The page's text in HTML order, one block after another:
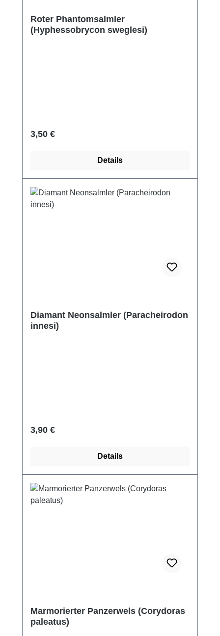
Roter Phantomsalmler
(Hyphessobrycon sweglesi)
Regulärer Preis:
3,50 €
Details
Diamant Neonsalmler (Paracheirodon
innesi)
Regulärer Preis:
3,90 €
Details
Marmorierter Panzerwels (Corydoras
paleatus)